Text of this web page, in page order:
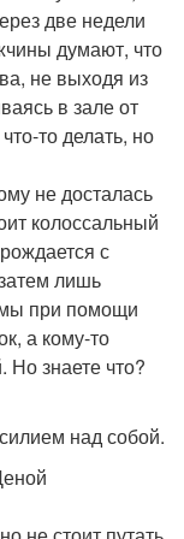
две недели
думают, что
не выходя из
в зале от
то делать, но
не досталась
колоссальный
с
лишь
при помощи
а кому-то
Но знаете что?
над собой.